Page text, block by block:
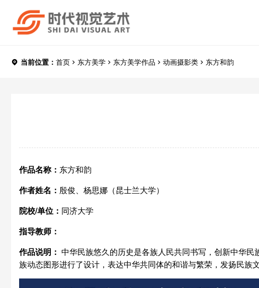
当前位置： 首页 东方美学 东方美学作品 动画摄影类 东方和韵
作品名称： 东方和韵
作者姓名： 殷俊、杨思娜（昆士兰大学）
院校/单位： 同济大学
指导教师：
作品说明： 中华民族悠久的历史是各族人民共同书写，创新中华
族动态图形进行了设计，表达中华共同体的和谐与繁荣，发扬民族文